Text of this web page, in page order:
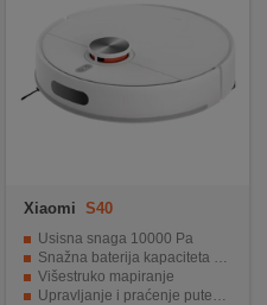
Xiaomi S40
Usisna snaga 10000 Pa
Snažna baterija kapaciteta 5200 mAh
Višestruko mapiranje
Upravljanje i praćenje putem aplikacije